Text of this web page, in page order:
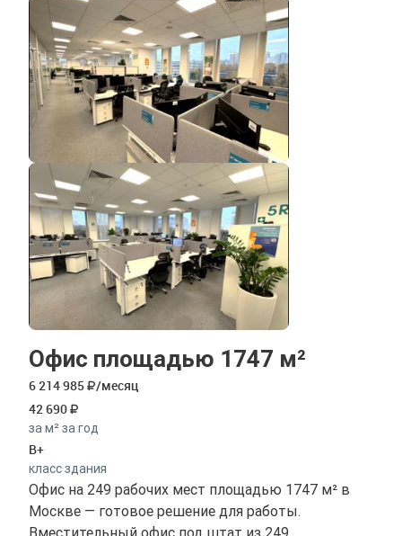
Офис площадью 1747 м²
6 214 985
/месяц
42 690
за м² за год
B+
класс здания
Офис на 249 рабочих мест площадью 1747 м² в
Москве — готовое решение для работы.
Вместительный офис под штат из 249